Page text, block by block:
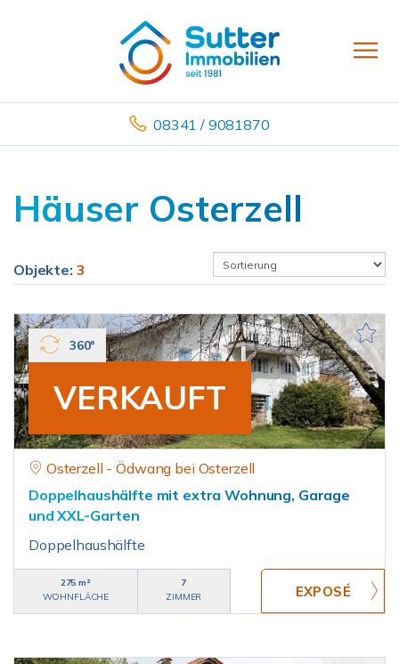
08341 / 9081870
Häuser Osterzell
Objekte: 3
VERKAUFT
360°
Osterzell - Ödwang bei Osterzell
Doppelhaushälfte mit extra Wohnung, Garage
und XXL-Garten
Doppelhaushälfte
275 m²
WOHNFLÄCHE
7
ZIMMER